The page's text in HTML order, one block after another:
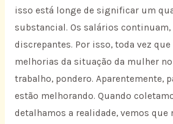
isso está longe de significar um
substancial. Os salários
discrepantes. Por isso, toda vez
melhorias da situação da mulher
trabalho, pondero. Aparentemente,
estão melhorando. Quando
detalhamos a realidade, vemos que